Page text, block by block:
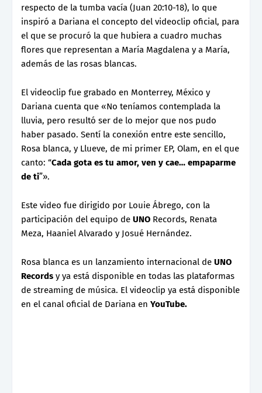
respecto de la tumba vacía (Juan 20:10-18), lo que
inspiró a Dariana el concepto del videoclip oficial, para
el que se procuró la que hubiera a cuadro muchas
flores que representan a María Magdalena y a María,
además de las rosas blancas.
El videoclip fue grabado en Monterrey, México y
Dariana cuenta que «No teníamos contemplada la
lluvia, pero resultó ser de lo mejor que nos pudo
haber pasado. Sentí la conexión entre este sencillo,
Rosa blanca, y Llueve, de mi primer EP, Olam, en el que
canto: “Cada gota es tu amor, ven y cae… empaparme
de ti”».
Este video fue dirigido por Louie Ábrego, con la
participación del equipo de UNO Records, Renata
Meza, Haaniel Alvarado y Josué Hernández.
Rosa blanca es un lanzamiento internacional de UNO
Records y ya está disponible en todas las plataformas
de streaming de música. El videoclip ya está disponible
en el canal oficial de Dariana en YouTube.